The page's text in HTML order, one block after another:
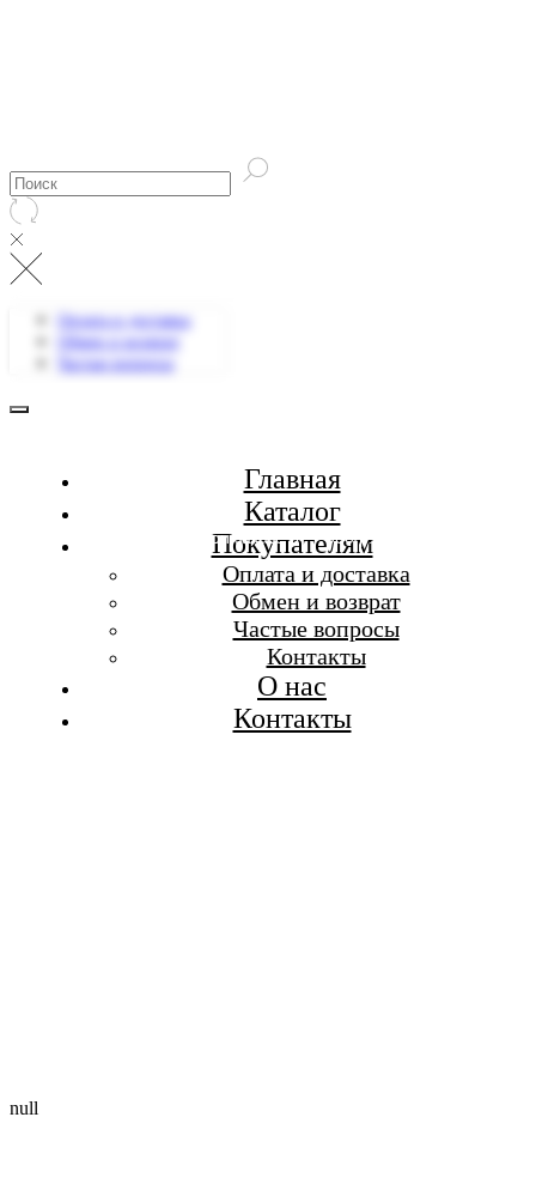
Бесплатная доставка при заказе от 7 000 р.
null
Оплата и доставка
Обмен и возврат
Частые вопросы
Главная
Каталог
Покупателям
Оплата и доставка
Обмен и возврат
Частые вопросы
Контакты
О нас
Контакты